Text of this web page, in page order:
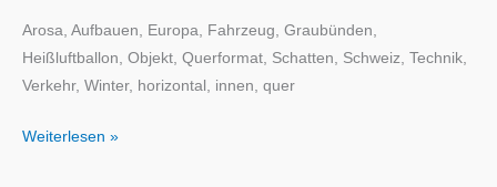
Arosa, Aufbauen, Europa, Fahrzeug, Graubünden,
Heißluftballon, Objekt, Querformat, Schatten, Schweiz, Technik,
Verkehr, Winter, horizontal, innen, quer
Weiterlesen »